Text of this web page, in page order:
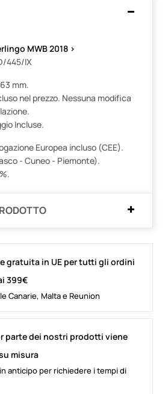
MWB 2018 >
445/IX
mm.
nel prezzo. Nessuna modifica
Incluse.
Europea incluso (CEE).
- Cuneo - Piemonte).
gratuita in UE per tutti gli ordini
399€
Canarie, Malta e Reunion
parte dei nostri prodotti viene
misura
anticipo per richiedere i tempi di